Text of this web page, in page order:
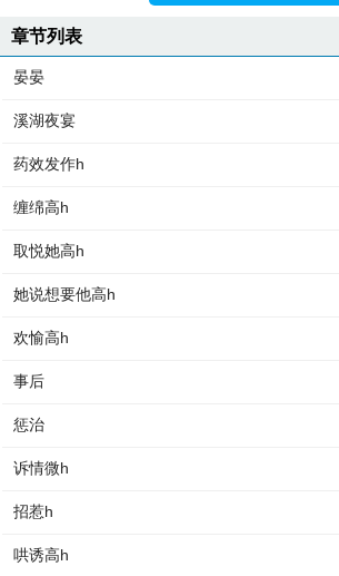
章节列表
晏晏
溪湖夜宴
药效发作h
缠绵高h
取悦她高h
她说想要他高h
欢愉高h
事后
惩治
诉情微h
招惹h
哄诱高h